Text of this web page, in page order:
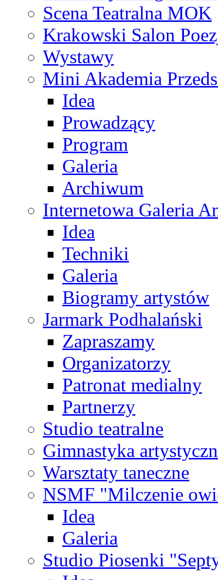
Scena Teatralna MOK
Krakowski Salon
Wystawy
Mini Akademia
Idea
Prowadzący
Program
Galeria
Archiwum
Internetowa Galeria
Idea
Techniki
Galeria
Biogramy artystów
Jarmark Podhalański
Zapraszamy
Organizatorzy
Patronat medialny
Partnerzy
Studio teatralne
Gimnastyka
Warsztaty taneczne
NSMF "Milczenie
Idea
Galeria
Studio Piosenki